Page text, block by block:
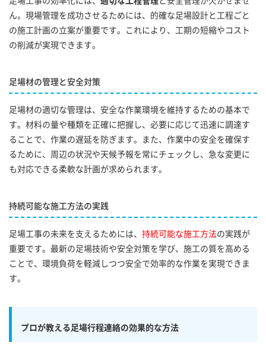
ん。現場管理を成功させるためには、的確な足場設計と工程ごと
の施工計画の立案が重要です。これにより、工期の短縮やコスト
の削減が実現できます。
足場材の管理と安全対策
足場材の適切な管理は、安全な作業環境を維持するための基本で
す。材料の量や種類を正確に把握し、必要に応じて迅速に調達す
ることで、作業の遅延を防ぎます。また、作業中の安全を確保す
るために、周辺の状況や天候予報を常にチェックし、急な変更に
も対応できる柔軟な計画が求められます。
持続可能な施工方法の実践
足場工事の未来を支えるためには、 持続可能な施工方法の実践が
重要です。最新の足場技術や安全対策を学び、施工の質を高める
ことで、環境負荷を軽減しつつ安全で効率的な作業を実現できま
す。
プロが教える足場行程連絡の効果的な方法